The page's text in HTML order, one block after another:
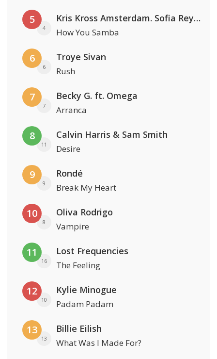
5
4
Kris Kross Amsterdam. Sofia Reyes & Tinie Tempah
How You Samba
6
6
Troye Sivan
Rush
7
7
Becky G. ft. Omega
Arranca
8
11
Calvin Harris & Sam Smith
Desire
9
9
Rondé
Break My Heart
10
8
Oliva Rodrigo
Vampire
11
16
Lost Frequencies
The Feeling
12
10
Kylie Minogue
Padam Padam
13
13
Billie Eilish
What Was I Made For?